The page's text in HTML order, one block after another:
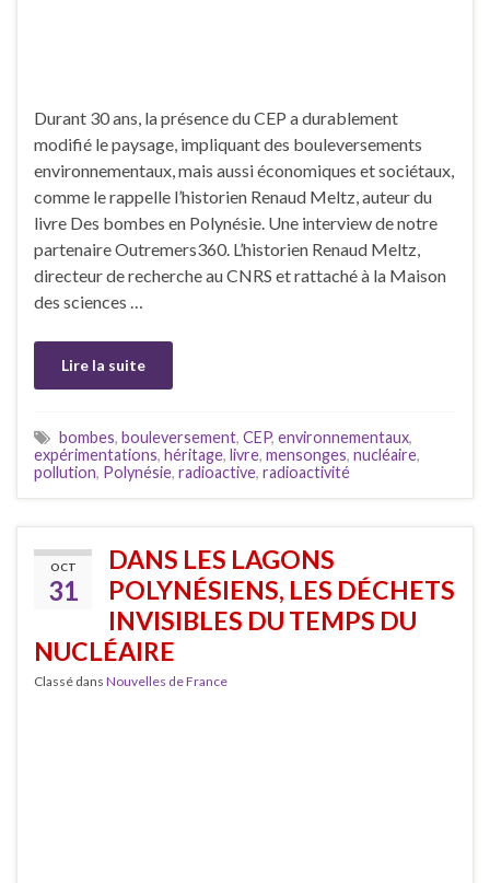
Durant 30 ans, la présence du CEP a durablement
modifié le paysage, impliquant des bouleversements
environnementaux, mais aussi économiques et sociétaux,
comme le rappelle l’historien Renaud Meltz, auteur du
livre Des bombes en Polynésie. Une interview de notre
partenaire Outremers360. L’historien Renaud Meltz,
directeur de recherche au CNRS et rattaché à la Maison
des sciences …
Lire la suite
bombes, bouleversement, CEP, environnementaux,
expérimentations, héritage, livre, mensonges, nucléaire,
pollution, Polynésie, radioactive, radioactivité
OCT
31
DANS LES LAGONS
POLYNÉSIENS, LES DÉCHETS
INVISIBLES DU TEMPS DU
NUCLÉAIRE
Classé dans Nouvelles de France